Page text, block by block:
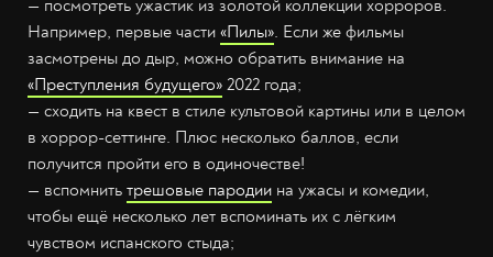
— посмотреть ужастик из золотой коллекции хорроров.
Например, первые части «Пилы». Если же фильмы
засмотрены до дыр, можно обратить внимание на
«Преступления будущего» 2022 года;
— сходить на квест в стиле культовой картины или в целом
в хоррор-сеттинге. Плюс несколько баллов, если
получится пройти его в одиночестве!
— вспомнить трешовые пародии на ужасы и комедии,
чтобы ещё несколько лет вспоминать их с лёгким
чувством испанского стыда;